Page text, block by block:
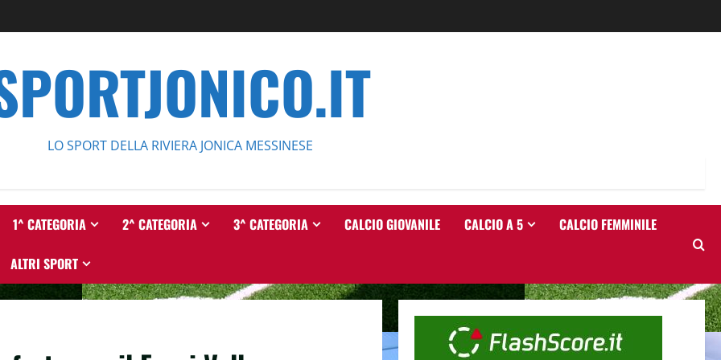
LO SPORT DELLA RIVIERA JONICA MESSINESE
1^ CATEGORIA 2^ CATEGORIA 3^ CATEGORIA CALCIO GIOVANILE CALCIO A 5 CALCIO FEMMINILE
ALTRI SPORT